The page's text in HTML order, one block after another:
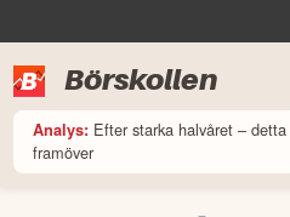
Börskollen
Analys: Efter starka halvåret –
framöver